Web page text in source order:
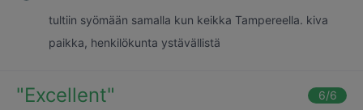
tultiin syömään samalla kun keikka Tampereella. kiva
paikka, henkilökunta ystävällistä
"Excellent" 6/6